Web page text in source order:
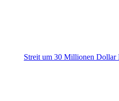
Streit um 30 Millionen